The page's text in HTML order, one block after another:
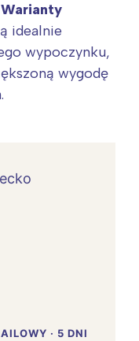
Warianty
idealnie
wypoczynku,
wygodę
· 5 DNI